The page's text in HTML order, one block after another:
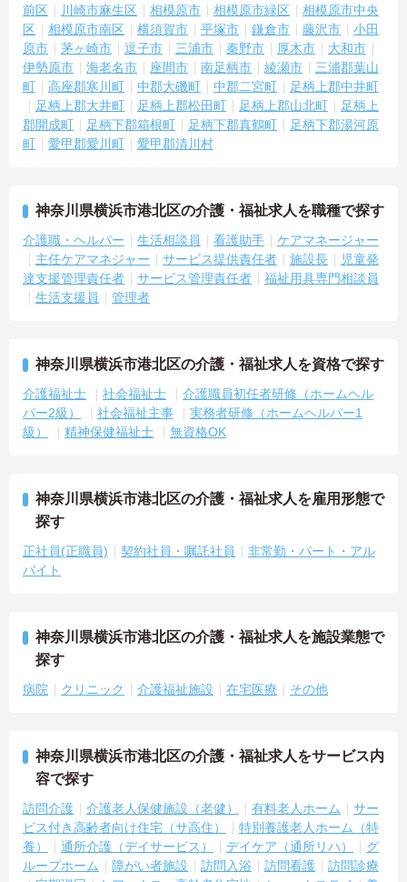
・訪問スケジュールに沿って施設内でのケアを行うため、月平均の
残業時間は5時間から7時間程度とかなり少なめに抑えられます
・夜勤明けの翌日は原則としてお休みとなるシフト編成が組まれて
おり、しっかりと休息を取りながら長期的な就業が可能です
＜評価制度でキャリアアップ＞
・介護福祉士や初任者研修などの資格や実務経験、夜勤回数がしっ
かりと給与に反映されるためモチベーションを維持できます
・年次を問わずリーダーや主任などのマネジメント職へ昇格する事
例も多数あり、腰を据えて長期的なキャリア形成が可能です
前区
川崎市麻生区 相模原市 相模原市緑区
相模原市中央
区
相模原市南区 横須賀市 平塚市 鎌倉市 藤沢市
小田
原市
茅ヶ崎市 逗子市 三浦市 秦野市 厚木市
大和市
伊勢原市
海老名市 座間市 南足柄市 綾瀬市
三浦郡葉山
町
高座郡寒川町 中郡大磯町 中郡二宮町
足柄上郡中井町
足柄上郡大井町
足柄上郡松田町 足柄上郡山北町
足柄上
郡開成町
足柄下郡箱根町 足柄下郡真鶴町
足柄下郡湯河原
町
愛甲郡愛川町 愛甲郡清川村
神奈川県横浜市港北区の介護・福祉求人を職種で探す
介護職・ヘルパー 生活相談員 看護助手
ケアマネージャー
主任ケアマネジャー
サービス提供責任者 施設長
児童発
達支援管理責任者
サービス管理責任者
福祉用具専門相談員
生活支援員
管理者
神奈川県横浜市港北区の介護・福祉求人を資格で探す
介護福祉士 社会福祉士
介護職員初任者研修（ホームヘル
パー2級）
社会福祉主事
実務者研修（ホームヘルパー1
級）
精神保健福祉士 無資格OK
神奈川県横浜市港北区の介護・福祉求人を雇用形態で
探す
正社員(正職員) 契約社員・嘱託社員
非常勤・パート・アル
バイト
神奈川県横浜市港北区の介護・福祉求人を施設業態で
探す
病院 クリニック 介護福祉施設 在宅医療 その他
神奈川県横浜市港北区の介護・福祉求人をサービス内
容で探す
訪問介護 介護老人保健施設（老健） 有料老人ホーム
サー
ビス付き高齢者向け住宅（サ高住）
特別養護老人ホーム（特
養）
通所介護（デイサービス） デイケア（通所リハ）
グ
ループホーム
障がい者施設 訪問入浴 訪問看護
訪問診療